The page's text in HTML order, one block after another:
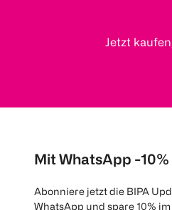
Jetzt
Mit WhatsApp -
Abonniere jetzt die BIPA
WhatsApp und spare 10%